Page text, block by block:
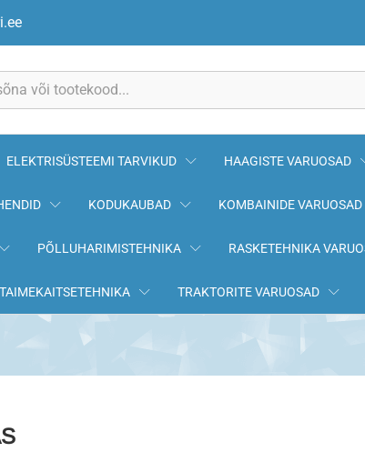
ELEKTRISÜSTEEMI TARVIKUD HAAGISTE VARUOSAD
KODUKAUBAD KOMBAINIDE VARUOSAD
PÕLLUHARIMISTEHNIKA RASKETEHNIKA
TAIMEKAITSETEHNIKA TRAKTORITE VARUOSAD